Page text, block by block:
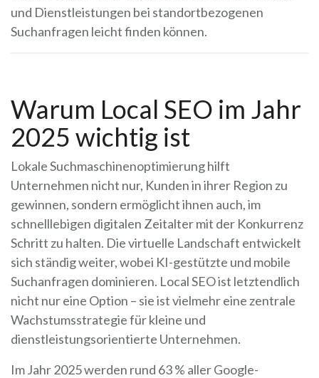
und Dienstleistungen bei standortbezogenen
Suchanfragen leicht finden können.
Warum Local SEO im Jahr
2025 wichtig ist
Lokale Suchmaschinenoptimierung hilft
Unternehmen nicht nur, Kunden in ihrer Region zu
gewinnen, sondern ermöglicht ihnen auch, im
schnelllebigen digitalen Zeitalter mit der Konkurrenz
Schritt zu halten. Die virtuelle Landschaft entwickelt
sich ständig weiter, wobei KI-gestützte und mobile
Suchanfragen dominieren. Local SEO ist letztendlich
nicht nur eine Option – sie ist vielmehr eine zentrale
Wachstumsstrategie für kleine und
dienstleistungsorientierte Unternehmen.
Im Jahr 2025 werden rund 63 % aller Google-